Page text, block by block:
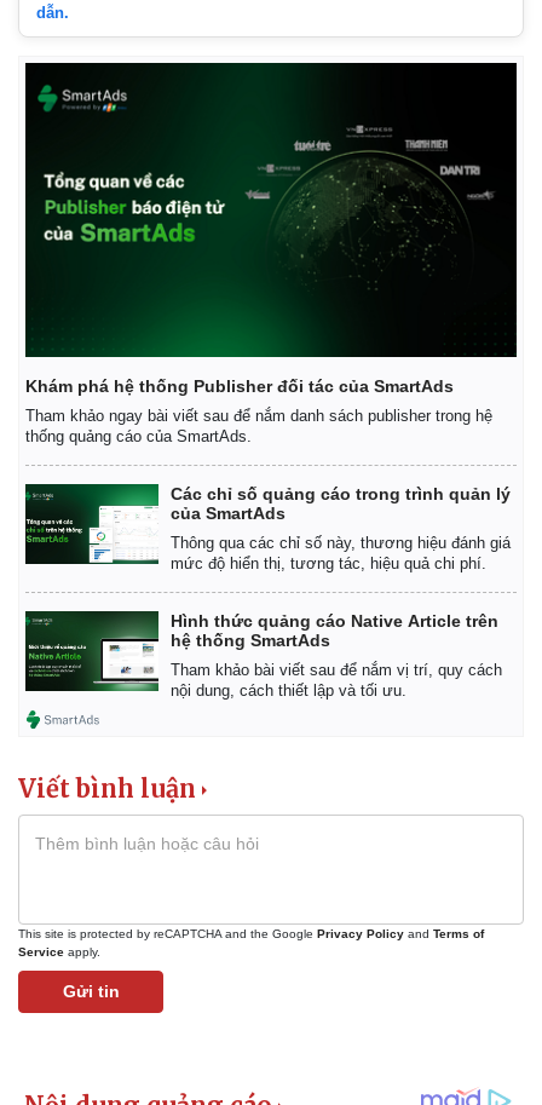
Thế giới
Quan sát
Cuộc sống đó đây
Multimedia
Video
Infographic
dẫn.
Khám phá hệ thống Publisher đối tác của SmartAds
Tham khảo ngay bài viết sau để nắm danh sách publisher trong hệ
thống quảng cáo của SmartAds.
Các chỉ số quảng cáo trong trình quản lý
của SmartAds
Thông qua các chỉ số này, thương hiệu đánh giá
mức độ hiển thị, tương tác, hiệu quả chi phí.
Hình thức quảng cáo Native Article trên
hệ thống SmartAds
Tham khảo bài viết sau để nắm vị trí, quy cách
nội dung, cách thiết lập và tối ưu.
Viết bình luận
This site is protected by reCAPTCHA and the Google Privacy Policy and Terms of
Service apply.
Gửi tin